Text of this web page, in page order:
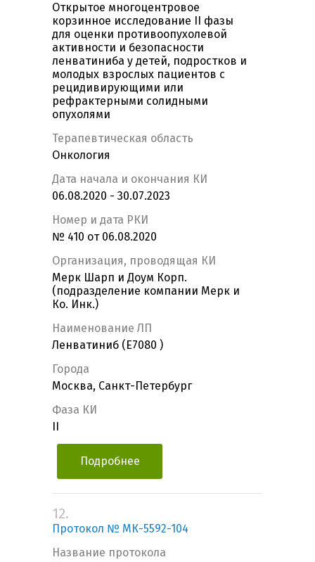
Открытое многоцентровое
корзинное исследование II фазы
для оценки противоопухолевой
активности и безопасности
ленватиниба у детей, подростков и
молодых взрослых пациентов с
рецидивирующими или
рефрактерными солидными
опухолями
Терапевтическая область
Онкология
Дата начала и окончания КИ
06.08.2020 - 30.07.2023
Номер и дата РКИ
№ 410 от 06.08.2020
Организация, проводящая КИ
Мерк Шарп и Доум Корп.
(подразделение компании Мерк и
Ко. Инк.)
Наименование ЛП
Ленватиниб (E7080 )
Города
Москва, Санкт-Петербург
Фаза КИ
Подробнее
12.
Протокол № МК-5592-104
Название протокола